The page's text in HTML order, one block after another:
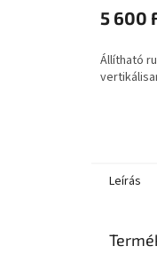
5 600
Állítható
Leírás